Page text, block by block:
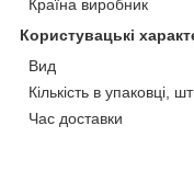
Країна виробник
Користувацькі
Вид
Кількість в упаковці, шт
Час доставки